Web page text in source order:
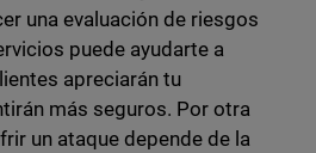
una evaluación de riesgos
puede ayudarte a
apreciarán tu
más seguros. Por otra
un ataque depende de la